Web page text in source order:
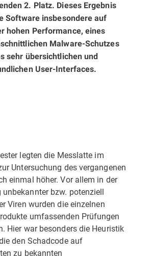
2. Platz. Dieses Ergebnis
Software insbesondere auf
hohen Performance, eines
Malware-Schutzes
sehr übersichtlichen und
User-Interfaces.
legten die Messlatte im
Untersuchung des vergangenen
einmal höher. Vor allem in der
unbekannter bzw. potenziell
Viren wurden die einzelnen
umfassenden Prüfungen
Hier war besonders die Heuristik
den Schadcode auf
zu bekannten